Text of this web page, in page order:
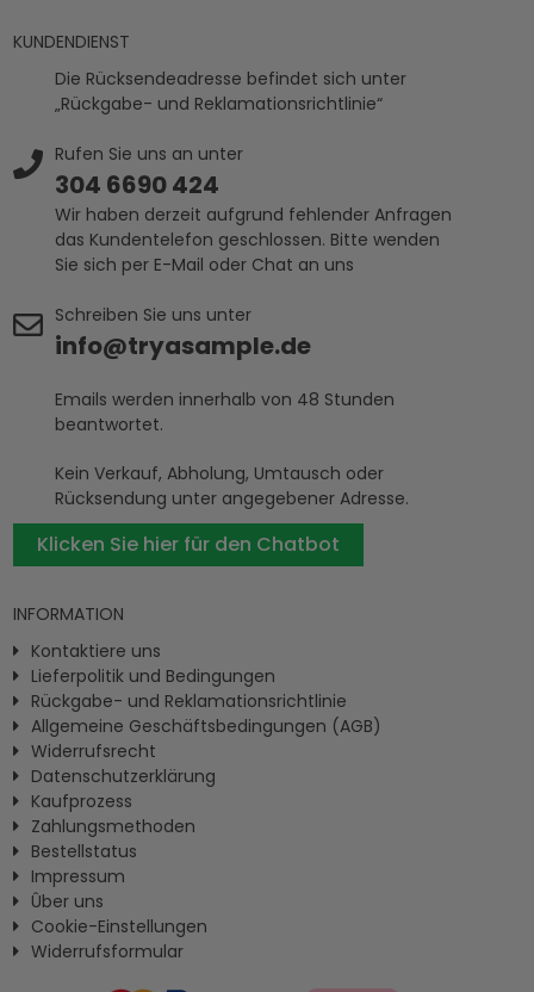
KUNDENDIENST
Die Rücksendeadresse befindet sich unter
„Rückgabe- und Reklamationsrichtlinie“
Rufen Sie uns an unter
304 6690 424
Wir haben derzeit aufgrund fehlender Anfragen
das Kundentelefon geschlossen. Bitte wenden
Sie sich per E-Mail oder Chat an uns
Schreiben Sie uns unter
info@tryasample.de
Emails werden innerhalb von 48 Stunden
beantwortet.
Kein Verkauf, Abholung, Umtausch oder
Rücksendung unter angegebener Adresse.
Klicken Sie hier für den Chatbot
INFORMATION
Kontaktiere uns
Lieferpolitik und Bedingungen
Rückgabe- und Reklamationsrichtlinie
Allgemeine Geschäftsbedingungen (AGB)
Widerrufsrecht
Datenschutzerklärung
Kaufprozess
Zahlungsmethoden
Bestellstatus
Impressum
Ûber uns
Cookie-Einstellungen
Widerrufsformular